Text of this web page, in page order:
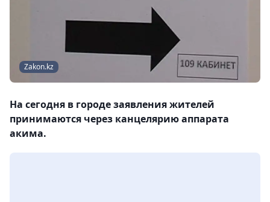
Zakon.kz
На сегодня в городе заявления жителей
принимаются через канцелярию аппарата
акима.